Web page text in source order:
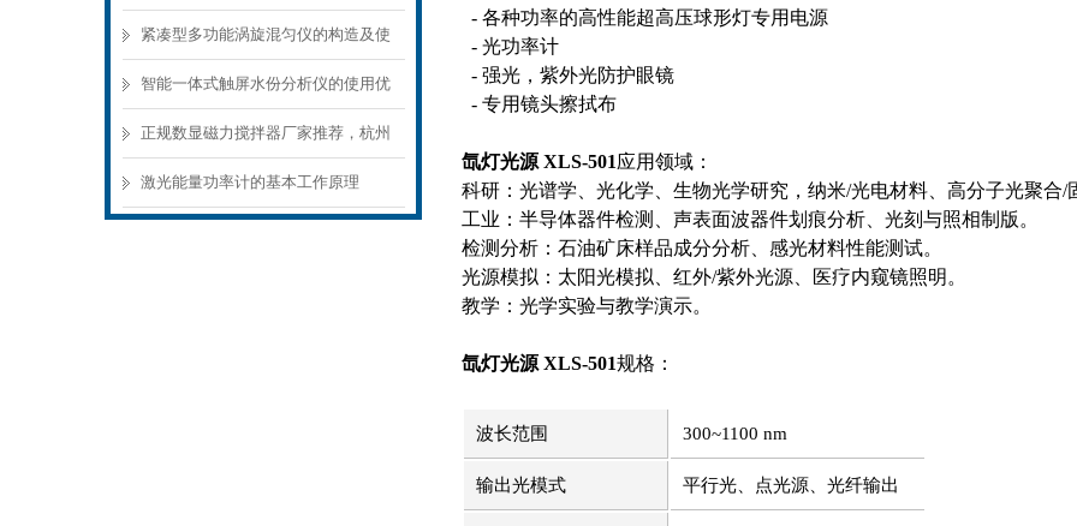
转？
紧凑型多功能涡旋混匀仪的构造及使
用
智能一体式触屏水份分析仪的使用优
势及维护保养
正规数显磁力搅拌器厂家推荐，杭州
秋籁科技产品优势与用户口碑
激光能量功率计的基本工作原理
- 各种功率的高性能超高压球形灯专用电源
- 光功率计
- 强光，紫外光防护眼镜
- 专用镜头擦拭布
氙灯光源 XLS-501应用领域：
科研：光谱学、光化学、生物光学研究，纳米/光电材料、高分子光聚合/
工业：半导体器件检测、声表面波器件划痕分析、光刻与照相制版。
检测分析：石油矿床样品成分分析、感光材料性能测试。
光源模拟：太阳光模拟、红外/紫外光源、医疗内窥镜照明。
教学：光学实验与教学演示。
氙灯光源 XLS-501规格：
波长范围 300~1100 nm
输出光模式 平行光、点光源、光纤输出